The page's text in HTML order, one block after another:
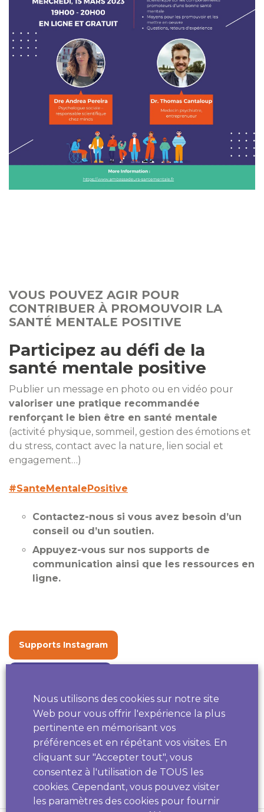
VOUS POUVEZ AGIR POUR
CONTRIBUER À PROMOUVOIR LA
SANTÉ MENTALE POSITIVE
Participez au défi de la
santé mentale positive
Publier un message en photo ou en vidéo pour
valoriser une pratique recommandée
renforçant le bien être en santé mentale
(activité physique, sommeil, gestion des émotions et
du stress, contact avec la nature, lien social et
engagement…)
#SanteMentalePositive
Contactez-nous si vous avez besoin d’un
conseil ou d’un soutien.
Appuyez-vous sur nos supports de
communication ainsi que les ressources en
ligne.
Supports Instagram
Supports Twitter
Signature de mail
Nous utilisons des cookies sur notre site
Web pour vous offrir l'expérience la plus
pertinente en mémorisant vos
préférences et en répétant vos visites. En
cliquant sur "Accepter tout", vous
consentez à l'utilisation de TOUS les
cookies. Cependant, vous pouvez visiter
les paramètres des cookies pour fournir